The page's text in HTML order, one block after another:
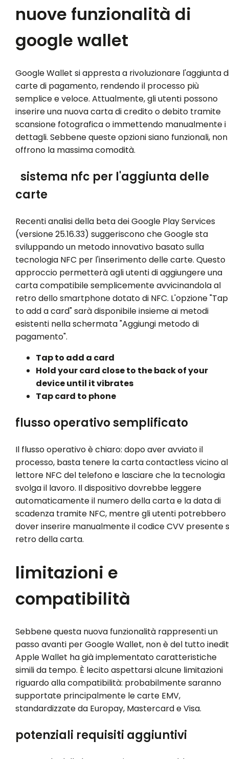
nuove funzionalità di
google wallet
Google Wallet si appresta a rivoluzionare l'aggiunta
carte di pagamento, rendendo il processo più
semplice e veloce. Attualmente, gli utenti possono
inserire una nuova carta di credito o debito tramite
scansione fotografica o immettendo manualmente i
dettagli. Sebbene queste opzioni siano funzionali, non
offrono la massima comodità.
sistema nfc per l'aggiunta delle
carte
Recenti analisi della beta dei Google Play Services
(versione 25.16.33) suggeriscono che Google sta
sviluppando un metodo innovativo basato sulla
tecnologia NFC per l'inserimento delle carte. Questo
approccio permetterà agli utenti di aggiungere una
carta compatibile semplicemente avvicinandola al
retro dello smartphone dotato di NFC. L'opzione "Tap
to add a card" sarà disponibile insieme ai metodi
esistenti nella schermata "Aggiungi metodo di
pagamento".
Tap to add a card
Hold your card close to the back of your
device until it vibrates
Tap card to phone
flusso operativo semplificato
Il flusso operativo è chiaro: dopo aver avviato il
processo, basta tenere la carta contactless vicino al
lettore NFC del telefono e lasciare che la tecnologia
svolga il lavoro. Il dispositivo dovrebbe leggere
automaticamente il numero della carta e la data di
scadenza tramite NFC, mentre gli utenti potrebbero
dover inserire manualmente il codice CVV presente
retro della carta.
limitazioni e
compatibilità
Sebbene questa nuova funzionalità rappresenti un
passo avanti per Google Wallet, non è del tutto
Apple Wallet ha già implementato caratteristiche
simili da tempo. È lecito aspettarsi alcune limitazioni
riguardo alla compatibilità: probabilmente saranno
supportate principalmente le carte EMV,
standardizzate da Europay, Mastercard e Visa.
potenziali requisiti aggiuntivi